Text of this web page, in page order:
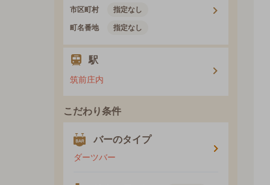
市区町村 指定なし
町名番地 指定なし
駅
筑前庄内
こだわり条件
バーのタイプ
ダーツバー